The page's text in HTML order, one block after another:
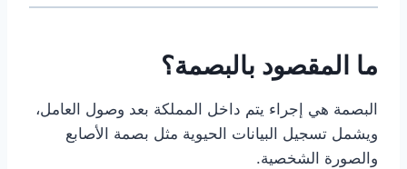
ما المقصود بالبصمة؟
البصمة هي إجراء يتم داخل المملكة بعد وصول العامل،
ويشمل تسجيل البيانات الحيوية مثل بصمة الأصابع
والصورة الشخصية.